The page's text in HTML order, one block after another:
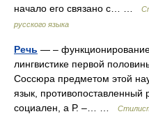
начало его связано с… …
русского языка
Речь — –
лингвистике первой
Соссюра предметом этой
язык, противопоставленный
социален, а Р. –… …